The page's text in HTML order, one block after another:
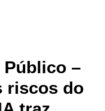
Público –
riscos do